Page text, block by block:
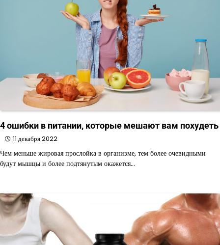
4 ошибки в питании, которые мешают вам похудеть
11 декабря 2022
Чем меньше жировая прослойка в организме, тем более очевидными
будут мышцы и более подтянутым окажется…